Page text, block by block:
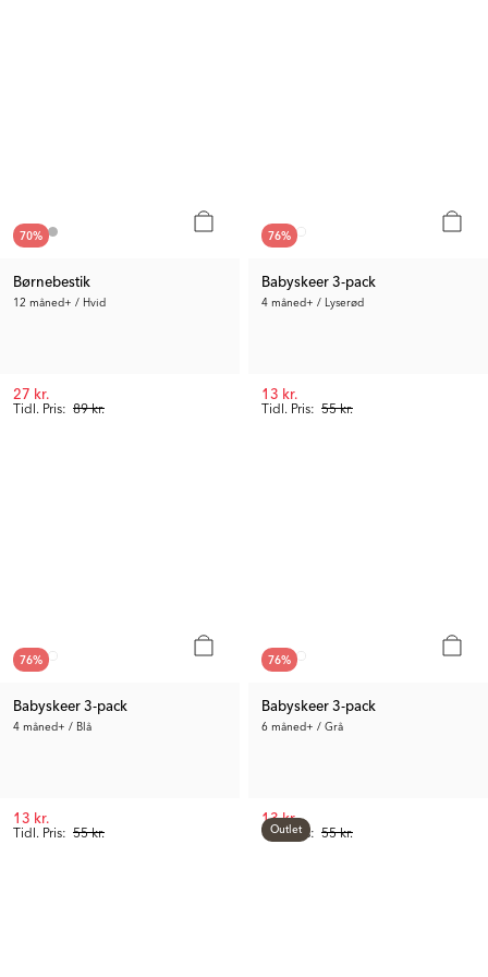
70%
Børnebestik
12 måned+ / Hvid
Tidl. Pris: 89 kr.
27 kr.
76%
Babyskeer 3-pack
4 måned+ / Lyserød
Tidl. Pris: 55 kr.
13 kr.
76%
Babyskeer 3-pack
4 måned+ / Blå
Tidl. Pris: 55 kr.
13 kr.
76%
Babyskeer 3-pack
6 måned+ / Grå
Tidl. Pris: 55 kr.
13 kr.
Outlet